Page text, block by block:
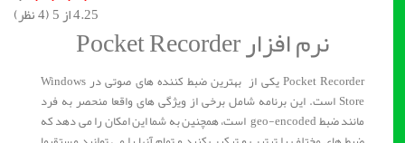
4.25از 5 ( 4نظر)
نرم افزار Pocket Recorder
Pocket Recorder یکی از بهترین ضبط کننده های صوتی در Windows
Store است. این برنامه شامل برخی از ویژگی های واقعا منحصر به فرد
مانند ضبط geo-encoded است، همچنین به شما این امکان را می دهد که